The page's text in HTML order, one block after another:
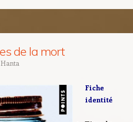
de la mort
Hanta
Fiche
identité